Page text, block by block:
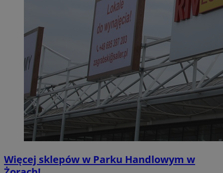
Więcej sklepów w Parku Handlowym w